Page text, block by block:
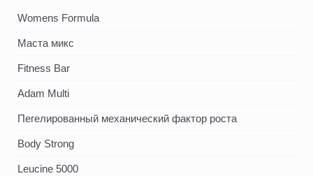
Womens Formula
Маста микс
Fitness Bar
Adam Multi
Пегелированный механический фактор роста
Body Strong
Leucine 5000